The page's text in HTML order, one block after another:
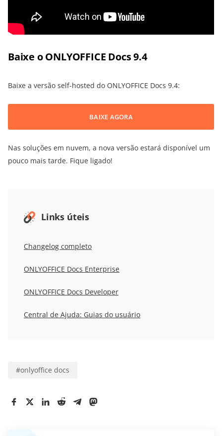
Baixe o ONLYOFFICE Docs 9.4
Baixe a versão self-hosted do ONLYOFFICE Docs 9.4:
BAIXE AGORA
Nas soluções em nuvem, a nova versão estará disponível um
pouco mais tarde. Fique ligado!
Links úteis
Changelog completo
ONLYOFFICE Docs Enterprise
ONLYOFFICE Docs Developer
Central de Ajuda: Guias do usuário
#onlyoffice docs